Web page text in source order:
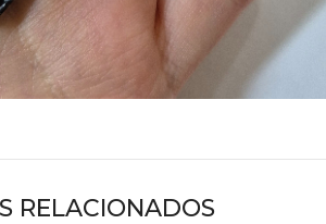
ampliar
RELACIONADOS